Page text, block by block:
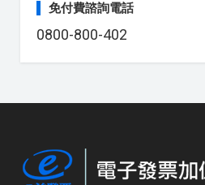
免付費諮詢電話
0800-800-402